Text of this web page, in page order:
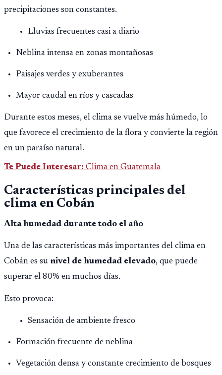
precipitaciones son constantes.
Lluvias frecuentes casi a diario
Neblina intensa en zonas montañosas
Paisajes verdes y exuberantes
Mayor caudal en ríos y cascadas
Durante estos meses, el clima se vuelve más húmedo, lo
que favorece el crecimiento de la flora y convierte la región
en un paraíso natural.
Te Puede Interesar: Clima en Guatemala
Características principales del
clima en Cobán
Alta humedad durante todo el año
Una de las características más importantes del clima en
Cobán es su nivel de humedad elevado, que puede
superar el 80% en muchos días.
Esto provoca:
Sensación de ambiente fresco
Formación frecuente de neblina
Vegetación densa y constante crecimiento de bosques